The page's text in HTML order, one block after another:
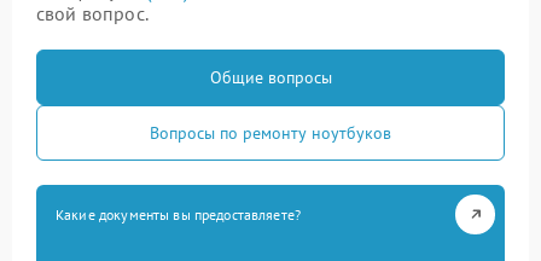
свой вопрос.
Общие вопросы
Вопросы по ремонту ноутбуков
Какие документы вы предоставляете?